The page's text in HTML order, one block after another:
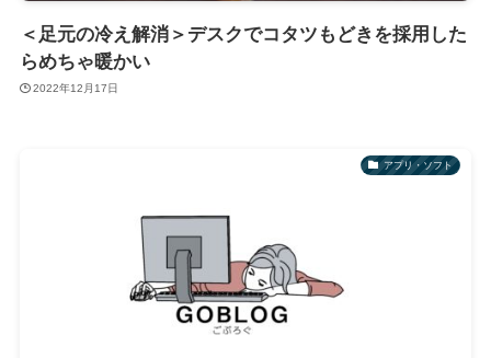
＜足元の冷え解消＞デスクでコタツもどきを採用した
らめちゃ暖かい
2022年12月17日
アプリ・ソフト